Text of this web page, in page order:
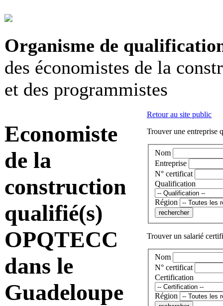
Organisme de
des économistes de la
et des programmistes
Economiste
de la
construction
qualifié(s)
OPQTECC
dans le
Guadeloupe
Retour au site public
Trouver une entreprise
Nom
Entreprise
N° certificat
Qualification
Région
Trouver un salarié
Nom
N° certificat
Certification
Région